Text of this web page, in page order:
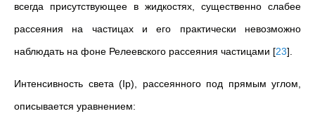
всегда присутствующее в жидкостях, существенно слабее
рассеяния на частицах и его практически невозможно
наблюдать на фоне Релеевского рассеяния частицами [23]
Интенсивность света (Ip), рассеянного под прямым углом,
описывается уравнением: